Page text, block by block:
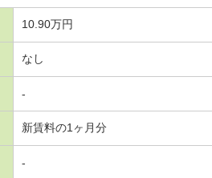
10.90万円
なし
-
新賃料の1ヶ月分
-